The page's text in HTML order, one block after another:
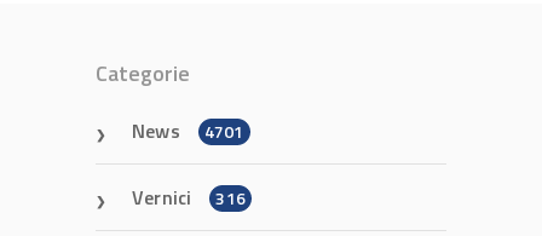
Categorie
News 4701
Vernici 316